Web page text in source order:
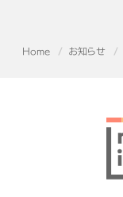
Home お知らせ